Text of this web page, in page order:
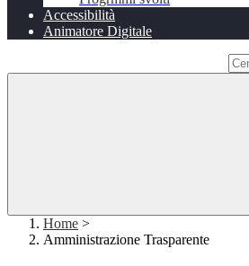
Accessibilità
Animatore Digitale
Home >
Amministrazione Trasparente